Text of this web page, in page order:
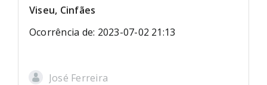
Viseu, Cinfães
Ocorrência de: 2023-07-02 21:13
José Ferreira